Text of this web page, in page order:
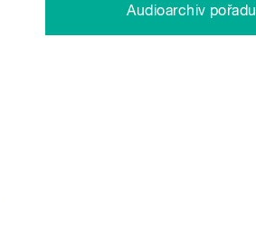
Audioarchiv pořadu